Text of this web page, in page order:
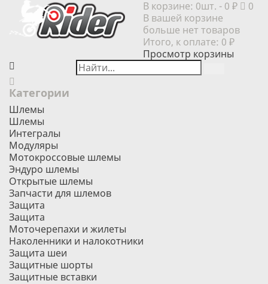
В корзине: 0шт. - 0 ₽
0
В вашей корзине
больше нет товаров
Итого, к оплате: 0 ₽
Просмотр корзины
Категории
Шлемы
Шлемы
Интегралы
Модуляры
Мотокроссовые шлемы
Эндуро шлемы
Открытые шлемы
Запчасти для шлемов
Защита
Защита
Моточерепахи и жилеты
Наколенники и налокотники
Защита шеи
Защитные шорты
Защитные вставки